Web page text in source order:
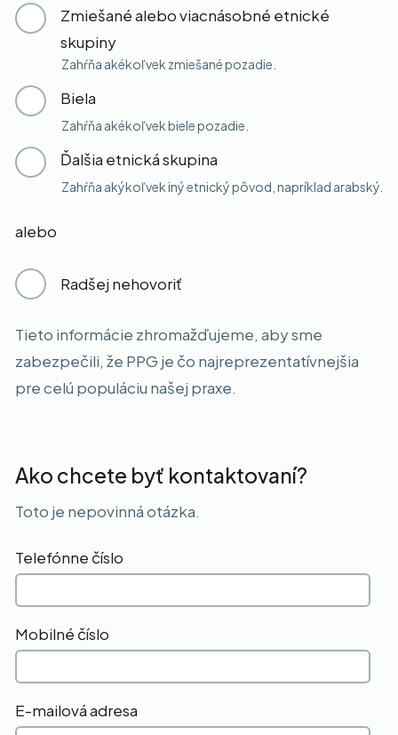
Zmiešané alebo viacnásobné etnické
skupiny
Zahŕňa akékoľvek zmiešané pozadie.
Biela
Zahŕňa akékoľvek biele pozadie.
Ďalšia etnická skupina
Zahŕňa akýkoľvek iný etnický pôvod, napríklad arabský.
alebo
Radšej nehovoriť
Tieto informácie zhromažďujeme, aby sme
zabezpečili, že PPG je čo najreprezentatívnejšia
pre celú populáciu našej praxe.
Ako chcete byť kontaktovaní?
Toto je nepovinná otázka.
Telefónne číslo
Mobilné číslo
E-mailová adresa